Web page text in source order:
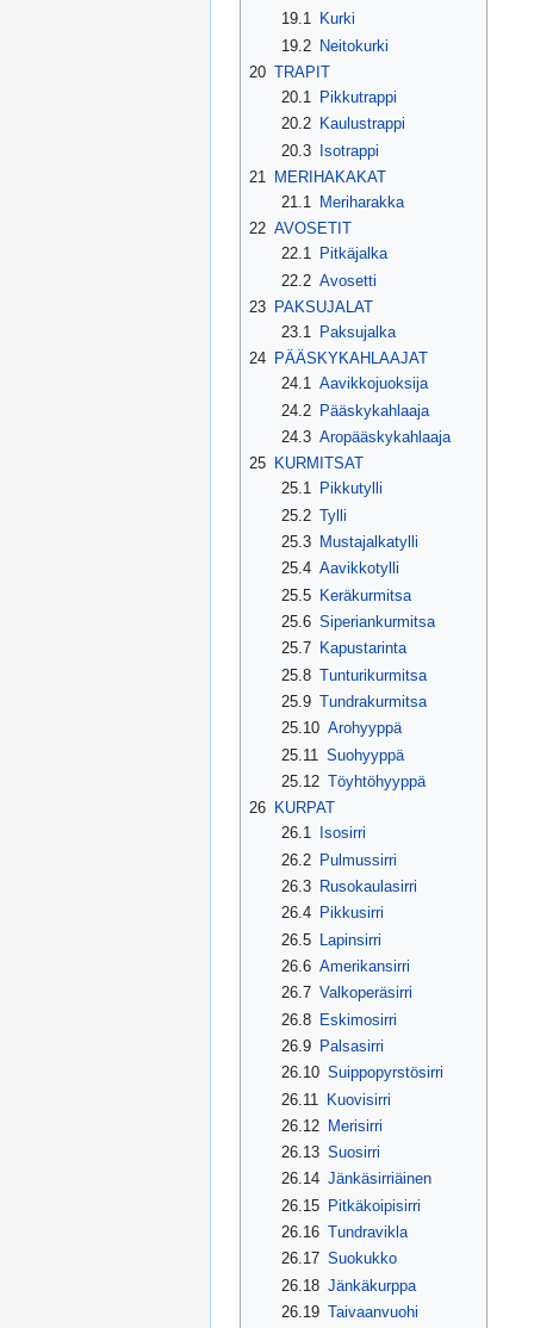
19.1
Kurki
19.2 Neitokurki
20 TRAPIT
20.1
Pikkutrappi
20.2
Kaulustrappi
20.3 Isotrappi
21
MERIHAKAKAT
21.1
Meriharakka
22 AVOSETIT
22.1
Pitkäjalka
22.2 Avosetti
23 PAKSUJALAT
23.1
Paksujalka
24 PÄÄSKYKAHLAAJAT
24.1 Aavikkojuoksija
24.2 Pääskykahlaaja
24.3 Aropääskykahlaaja
25 KURMITSAT
25.1
Pikkutylli
25.2 Tylli
25.3
Mustajalkatylli
25.4 Aavikkotylli
25.5 Keräkurmitsa
25.6 Siperiankurmitsa
25.7
Kapustarinta
25.8 Tunturikurmitsa
25.9 Tundrakurmitsa
25.10 Arohyyppä
25.11 Suohyyppä
25.12 Töyhtöhyyppä
26 KURPAT
26.1
Isosirri
26.2 Pulmussirri
26.3
Rusokaulasirri
26.4
Pikkusirri
26.5 Lapinsirri
26.6 Amerikansirri
26.7 Valkoperäsirri
26.8 Eskimosirri
26.9
Palsasirri
26.10 Suippopyrstösirri
26.11
Kuovisirri
26.12
Merisirri
26.13 Suosirri
26.14 Jänkäsirriäinen
26.15
Pitkäkoipisirri
26.16 Tundravikla
26.17 Suokukko
26.18 Jänkäkurppa
26.19 Taivaanvuohi